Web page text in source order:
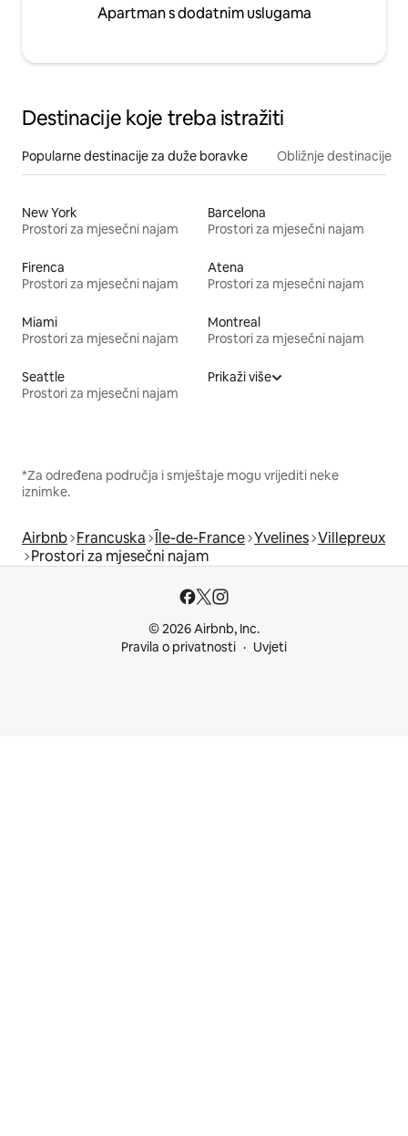
Apartman s dodatnim uslugama
Destinacije koje treba istražiti
Popularne destinacije za duže boravke Obližnje destinacije
New York
Prostori za mjesečni najam
Barcelona
Prostori za mjesečni najam
Firenca
Prostori za mjesečni najam
Atena
Prostori za mjesečni najam
Miami
Prostori za mjesečni najam
Montreal
Prostori za mjesečni najam
Seattle
Prostori za mjesečni najam
Prikaži više
*Za određena područja i smještaje mogu vrijediti neke
iznimke.
Airbnb Francuska Île-de-France Yvelines Villepreux
Prostori za mjesečni najam
© 2026 Airbnb, Inc.
Pravila o privatnosti
Uvjeti